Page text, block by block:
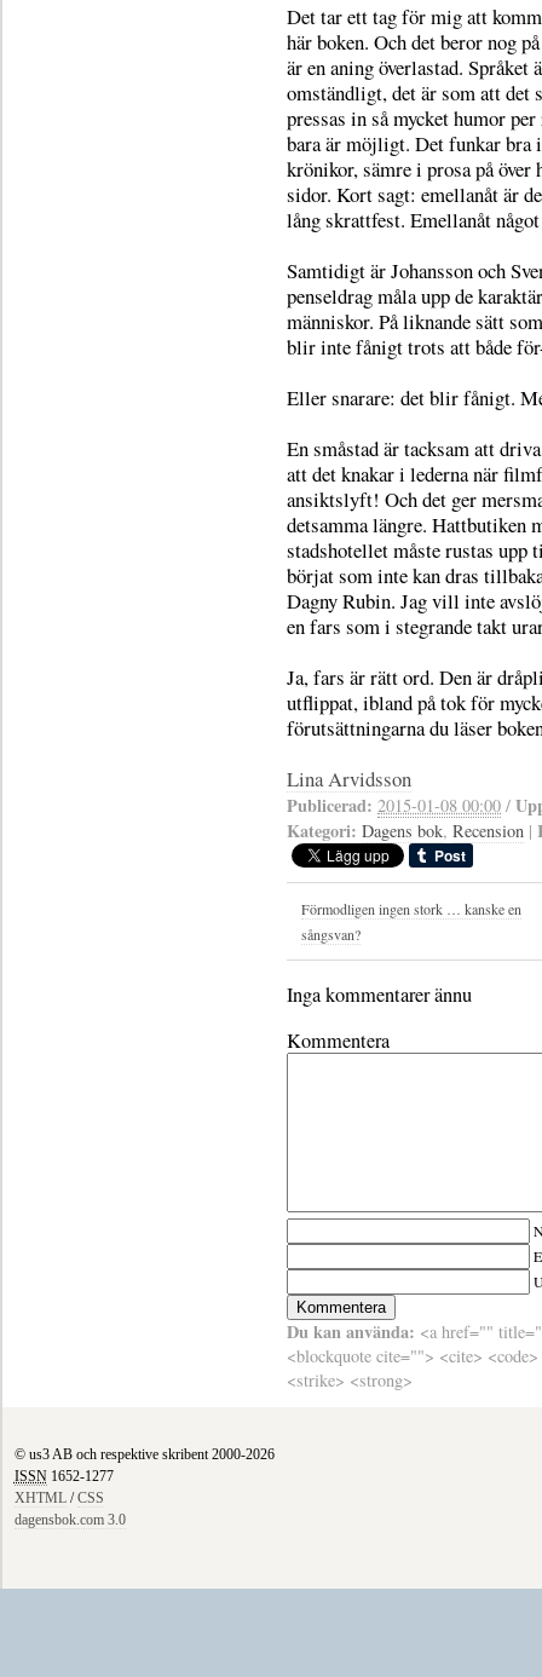
Det tar ett tag för mig att
här boken. Och det beror nog
är en aning överlastad. Språket
omständligt, det är som att det
pressas in så mycket humor
bara är möjligt. Det funkar bra i
krönikor, sämre i prosa på över
sidor. Kort sagt: emellanåt är
lång skrattfest. Emellanåt
Samtidigt är Johansson och
penseldrag måla upp de
människor. På liknande sätt
blir inte fånigt trots att både
Eller snarare: det blir fånigt.
En småstad är tacksam att
att det knakar i lederna när
ansiktslyft! Och det ger
detsamma längre. Hattbutiken
stadshotellet måste rustas
börjat som inte kan dras
Dagny Rubin. Jag vill inte
en fars som i stegrande takt
Ja, fars är rätt ord. Den är
utflippat, ibland på tok för
förutsättningarna du läser
Lina Arvidsson
Publicerad: 2015-01-08 00:00 /
Kategori: Dagens bok, Recension |
Förmodligen ingen stork … kanske en
sångsvan?
Inga kommentarer ännu
Kommentera
Du kan använda: <a href=""
<blockquote cite=""> <cite>
<strike> <strong>
© us3 AB och respektive skribent 2000-2026
ISSN1652-1277
XHTML/CSS
dagensbok.com 3.0